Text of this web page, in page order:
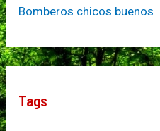
Bomberos chicos buenos
Tags